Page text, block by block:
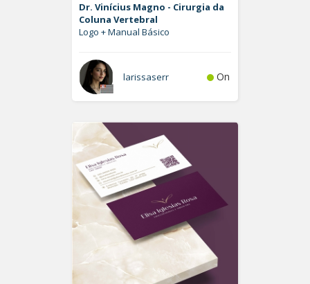
Dr. Vinícius Magno - Cirurgia da
Coluna Vertebral
Logo + Manual Básico
larissaserr On